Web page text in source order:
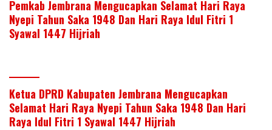
Pemkab Jembrana Mengucapkan Selamat Hari Raya
Nyepi Tahun Saka 1948 Dan Hari Raya Idul Fitri 1
Syawal 1447 Hijriah
Ketua DPRD Kabupaten Jembrana Mengucapkan
Selamat Hari Raya Nyepi Tahun Saka 1948 Dan Hari
Raya Idul Fitri 1 Syawal 1447 Hijriah